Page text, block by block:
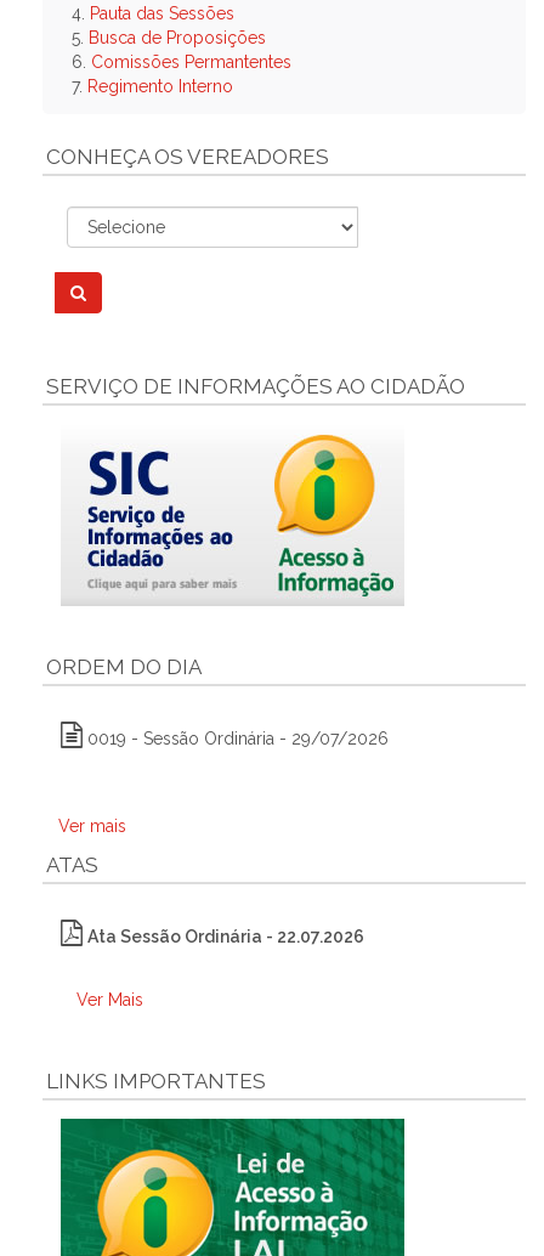
4. Pauta das Sessões
5. Busca de Proposições
6. Comissões Permantentes
7. Regimento Interno
CONHEÇA OS VEREADORES
SERVIÇO DE INFORMAÇÕES AO CIDADÃO
ORDEM DO DIA
0019 - Sessão Ordinária - 29/07/2026
Ver mais
ATAS
Ata Sessão Ordinária - 22.07.2026
Ver Mais
LINKS IMPORTANTES